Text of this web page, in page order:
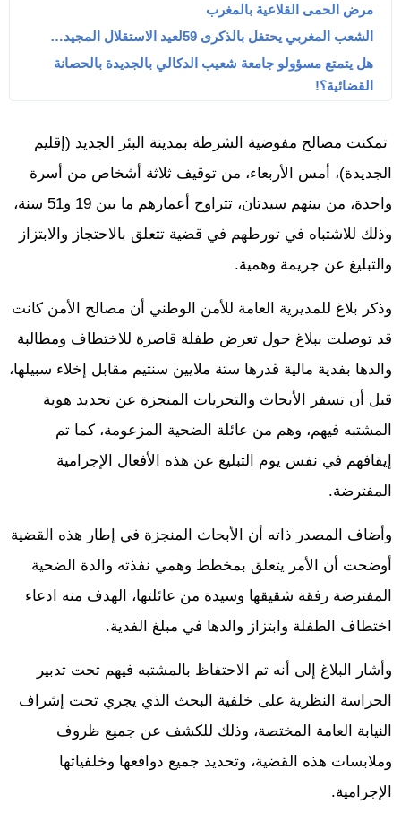
مرض الحمى القلاعية بالمغرب
الشعب المغربي يحتفل بالذكرى 59لعيد الاستقلال المجيد…
هل يتمتع مسؤولو جامعة شعيب الدكالي بالجديدة بالحصانة
القضائية؟!
تمكنت مصالح مفوضية الشرطة بمدينة البئر الجديد (إقليم
الجديدة)، أمس الأربعاء، من توقيف ثلاثة أشخاص من أسرة
واحدة، من بينهم سيدتان، تتراوح أعمارهم ما بين 19 و51 سنة،
وذلك للاشتباه في تورطهم في قضية تتعلق بالاحتجاز والابتزاز
والتبليغ عن جريمة وهمية.
وذكر بلاغ للمديرية العامة للأمن الوطني أن مصالح الأمن كانت
قد توصلت ببلاغ حول تعرض طفلة قاصرة للاختطاف ومطالبة
والدها بفدية مالية قدرها ستة ملايين سنتيم مقابل إخلاء سبيلها،
قبل أن تسفر الأبحاث والتحريات المنجزة عن تحديد هوية
المشتبه فيهم، وهم من عائلة الضحية المزعومة، كما تم
إيقافهم في نفس يوم التبليغ عن هذه الأفعال الإجرامية
المفترضة.
وأضاف المصدر ذاته أن الأبحاث المنجزة في إطار هذه القضية
أوضحت أن الأمر يتعلق بمخطط وهمي نفذته والدة الضحية
المفترضة رفقة شقيقها وسيدة من عائلتها، الهدف منه ادعاء
اختطاف الطفلة وابتزاز والدها في مبلغ الفدية.
وأشار البلاغ إلى أنه تم الاحتفاظ بالمشتبه فيهم تحت تدبير
الحراسة النظرية على خلفية البحث الذي يجري تحت إشراف
النيابة العامة المختصة، وذلك للكشف عن جميع ظروف
وملابسات هذه القضية، وتحديد جميع دوافعها وخلفياتها
الإجرامية.